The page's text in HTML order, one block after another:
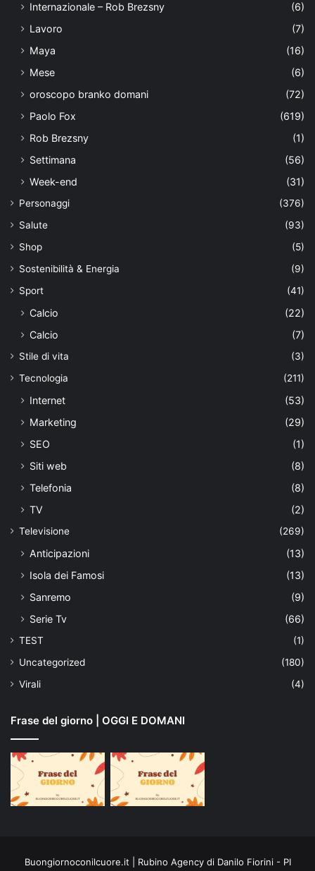
Internazionale – Rob Brezsny
(6)
Lavoro
(7)
Maya
(16)
Mese
(6)
oroscopo branko domani
(72)
Paolo Fox
(619)
Rob Brezsny
(1)
Settimana
(56)
Week-end
(31)
Personaggi
(376)
Salute
(93)
Shop
(5)
Sostenibilità & Energia
(9)
Sport
(41)
Calcio
(22)
Calcio
(7)
Stile di vita
(3)
Tecnologia
(211)
Internet
(53)
Marketing
(29)
SEO
(1)
Siti web
(8)
Telefonia
(8)
TV
(2)
Televisione (269)
Anticipazioni
(13)
Isola dei Famosi
(13)
Sanremo
(9)
Serie Tv
(66)
TEST
(1)
Uncategorized
(180)
Virali
(4)
Frase del giorno | OGGI E DOMANI
Buongiornoconilcuore.it | Rubino Agency di Danilo Fiorini - PI